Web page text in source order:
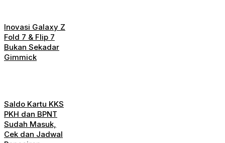
Inovasi Galaxy Z
Fold 7 & Flip 7
Bukan Sekadar
Gimmick
Saldo Kartu KKS
PKH dan BPNT
Sudah Masuk,
Cek dan Jadwal